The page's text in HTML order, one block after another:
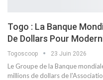
Togo : La Banque
De Dollars Pour
Togoscoop 23 Juin 2026
Le Groupe de la Banque
millions de dollars de